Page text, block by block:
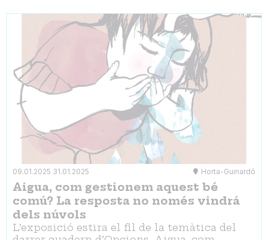
09.01.2025 31.01.2025 Horta-Guinardó
Aigua, com gestionem aquest bé
comú? La resposta no només vindrá
dels núvols
L’exposició estira el fil de la temàtica del